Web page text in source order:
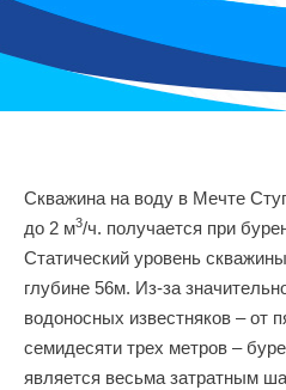
Скважина на воду в Мечте
до 2 м3/ч. получается при
Статический уровень
глубине 56м. Из-за
водоносных известняков – от
семидесяти трех метров –
является весьма затратным